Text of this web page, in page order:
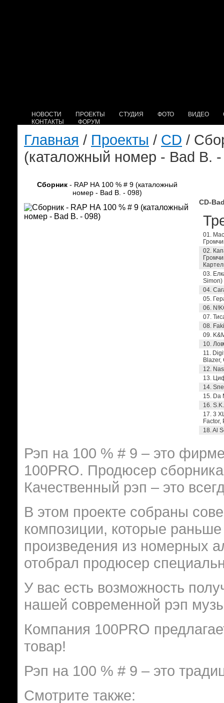
НОВОСТИ ПРОЕКТЫ СТУДИЯ ФОТО ВИДЕО
КОНТАКТЫ
ФОРУМ
Главная / Проекты / CD /
(каталожный номер - Bad B.
Сборник- RAP НА 100 % # 9 (каталожный
номер - Bad B. - 098)
CD-
01.
02.
03.
Simon)
04.
05.
06.
07.
08.
09.
10.
11.
12.
13.
14.
15. Da
16.
17. 3
Factor,
18. Al
Рэп на 100 % # 9 – это
100PRO. Продюсер
Качественный рэп – это
В этом проекте собраны
композиции, которые
произведения из номерных
отобрал продюсер
У вас есть возможность
нашей современной рэп
Компания 100PRO
товар!
Рэп на 100 % # 9 – это
Смотрите также: